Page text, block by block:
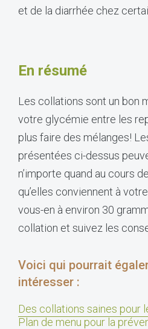
et de la diarrhée chez
En résumé
Les collations sont un bon
votre glycémie entre les
plus faire des mélanges!
présentées ci-dessus
n’importe quand au cours
qu’elles conviennent à
vous-en à environ 30
collation et suivez les
Voici qui pourrait
intéresser :
Des collations saines pour
Plan de menu pour la